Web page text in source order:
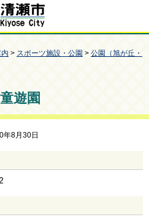
> スポーツ施設・公園 > 公園（旭が丘・
遊園
8月30日